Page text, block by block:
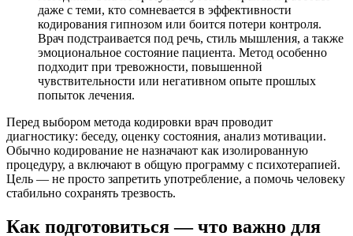
даже с теми, кто сомневается в эффективности
кодирования гипнозом или боится потери контроля.
Врач подстраивается под речь, стиль мышления, а также
эмоциональное состояние пациента. Метод особенно
подходит при тревожности, повышенной
чувствительности или негативном опыте прошлых
попыток лечения.
Перед выбором метода кодировки врач проводит
диагностику: беседу, оценку состояния, анализ мотивации.
Обычно кодирование не назначают как изолированную
процедуру, а включают в общую программу с психотерапией.
Цель — не просто запретить употребление, а помочь человеку
стабильно сохранять трезвость.
Как подготовиться — что важно для